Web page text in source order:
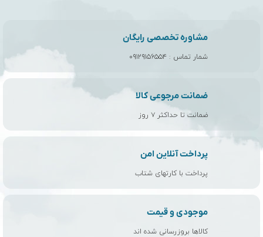
مشاوره تخصصی رایگان
شمار تماس : ۰۹۱۲۹۱۵۶۵۵۴
ضمانت مرجوعی کالا
ضمانت تا حداکثر ۷ روز
پرداخت آنلاین امن
پرداخت با کارتهای شتاب
موجودی و قیمت
کالاها بروزرسانی شده اند